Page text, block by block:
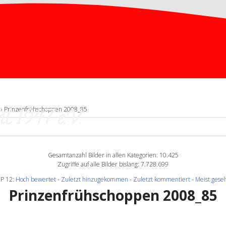
1947 e.V.
Prinzenfrühschoppen 2008_85
Gesamtanzahl Bilder in allen Kategorien: 10.425
Zugriffe auf alle Bilder bislang: 7.728.699
12: Hoch bewertet- Zuletzt hinzugekommen - Zuletzt kommentiert- Meist
Prinzenfrühschoppen 2008_85